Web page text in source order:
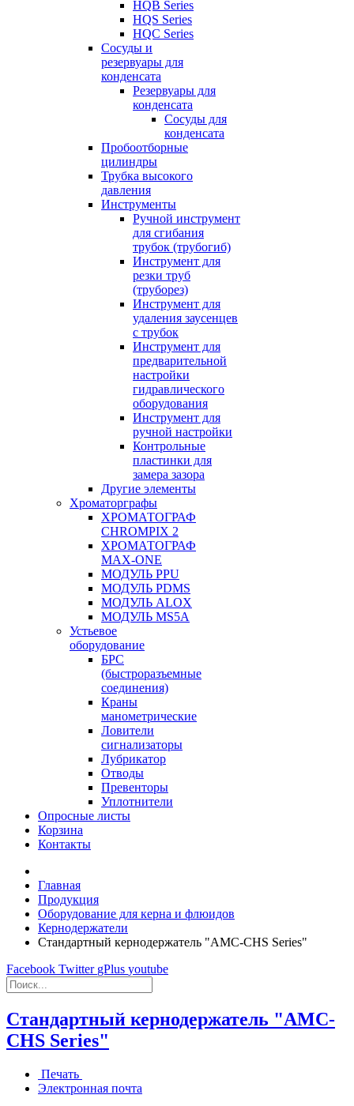
HQB Series
HQS Series
HQC Series
Сосуды и
резервуары для
конденсата
Резервуары для
конденсата
Сосуды для
конденсата
Пробоотборные
цилиндры
Трубка высокого
давления
Инструменты
Ручной инструмент
для сгибания
трубок (трубогиб)
Инструмент для
резки труб
(труборез)
Инструмент для
удаления заусенцев
с трубок
Инструмент для
предварительной
настройки
гидравлического
оборудования
Инструмент для
ручной настройки
Контрольные
пластинки для
замера зазора
Другие элементы
Хроматорграфы
ХРОМАТОГРАФ
CHROMPIX 2
ХРОМАТОГРАФ
MAX-ONE
МОДУЛЬ PPU
МОДУЛЬ PDMS
МОДУЛЬ ALOX
МОДУЛЬ MS5A
Устьевое
оборудование
БРС
(быстроразъемные
соединения)
Краны
манометрические
Ловители
сигнализаторы
Лубрикатор
Отводы
Превенторы
Уплотнители
Опросные листы
Корзина
Контакты
Главная
Продукция
Оборудование для керна и флюидов
Кернодержатели
Стандартный кернодержатель "AMC-CHS Series"
Facebook Twitter gPlus youtube
Стандартный кернодержатель "AMC-
CHS Series"
Печать
Электронная почта